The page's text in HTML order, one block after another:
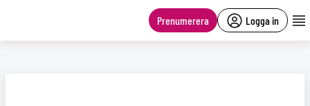
Prenumerera Logga in